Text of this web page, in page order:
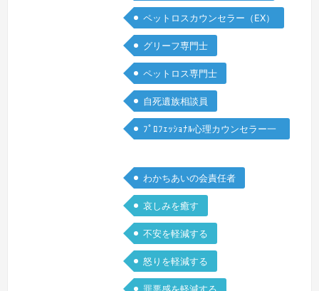
か、夢ではないのか…スペインにいるこ
とを恨み、ただ真っ暗な世界に1人で突
っ伏して、何も聞きたくない、何も見た
くない、消えてしまいたい、会いに行き
たい…胸が張り裂けそうな痛みはあるの
に、実際には張り裂けてもくれず、「つ
らい」…
続きを見る »
ペットロスカウンセラー（EX）
グリーフ専門士
ペットロス専門士
自死遺族相談員
ﾌﾟﾛﾌｪｯｼｮﾅﾙ心理カウンセラー一
わかちあいの会責任者
哀しみを癒す
不安を軽減する
怒りを軽減する